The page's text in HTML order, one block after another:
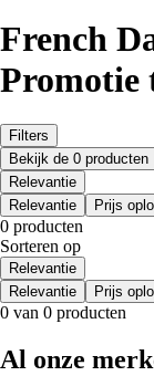
French
Promotie
Filters
Bekijk de 0 producten
Relevantie
Relevantie
Prijs
0 producten
Sorteren op
Relevantie
Relevantie
Prijs
0 van 0 producten
Al onze